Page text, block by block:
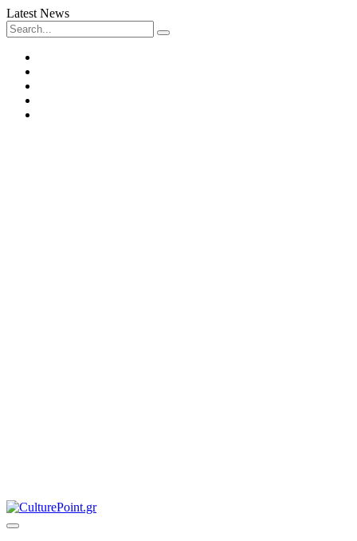
Latest News
Search
for: